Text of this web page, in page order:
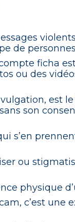
de
ficha
ou des
est
son
s’en
ou
physique
c’est une